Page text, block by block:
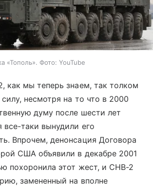
«Тополь». Фото: YouTube
как мы теперь знаем, так толком
несмотря на то что в 2000
думу после шести лет
все-таки вынудили его
Впрочем, денонсация Договора
США объявили в декабре 2001
похоронила этот жест, и СНВ-2
замененный на вполне